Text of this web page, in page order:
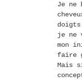
Je ne
je ne
mon
faire
Mais